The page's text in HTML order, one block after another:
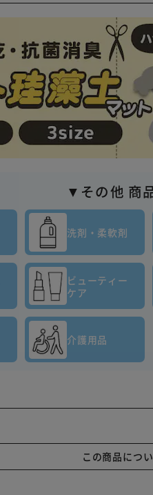
▼その他 商
洗剤・柔軟剤
ビューティー
ケア
介護用品
この商品につ